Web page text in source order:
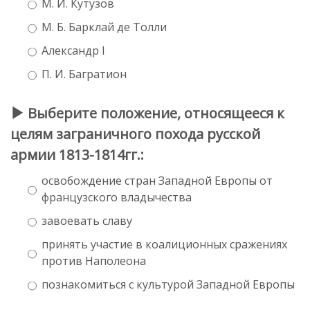
М. И. Кутузов
М. Б. Барклай де Толли
Александр I
П. И. Багратион
Выберите положение, относящееся к
целям заграничного похода русской
армии 1813-1814гг.:
освобождение стран Западной Европы от
французского владычества
завоевать славу
принять участие в коалиционных сражениях
против Наполеона
познакомиться с культурой Западной Европы